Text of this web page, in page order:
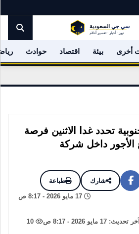
أخرى بيئة اقتصاد حوادث
تحدد غدا الاثنين فرصة
الأجور داخل شركة
شارك طباعة
آخر تحديث: 17 مايو 2026 - 8:17 ص